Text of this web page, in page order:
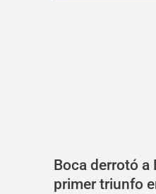
Boca derrotó a
primer triunfo